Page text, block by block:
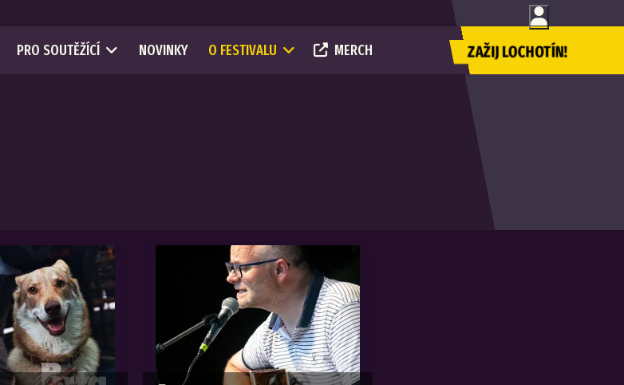
PRO SOUTĚŽÍCÍ NOVINKY O FESTIVALU MERCH ZAŽIJ LOCHOTÍN!